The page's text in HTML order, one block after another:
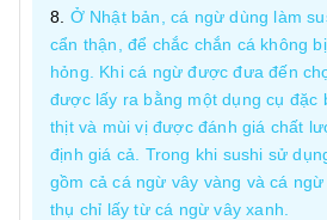
Ở Nhật bản, cá ngừ dùng làm
cẩn thận, để chắc chắn cá không
hỏng. Khi cá ngừ được đưa đến
được lấy ra bằng một dụng cụ đặc
thịt và mùi vị được đánh giá chất
định giá cả. Trong khi sushi sử
gồm cả cá ngừ vây vàng và cá
thụ chỉ lấy từ cá ngừ vây xanh.